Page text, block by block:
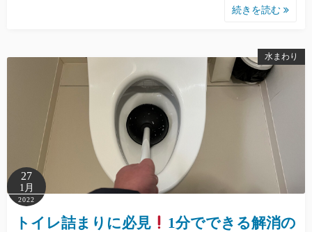
続きを読む
水まわり
27
1月
2022
トイレ詰まりに必見
1分でできる解消の